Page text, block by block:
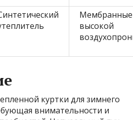
Мембранные
высокой
куртки для зимнего
внимательности и